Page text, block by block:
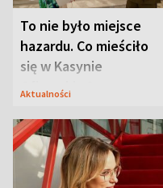
To nie było miejsce
hazardu. Co mieściło
się w Kasynie
Oficerskim?
Aktualności